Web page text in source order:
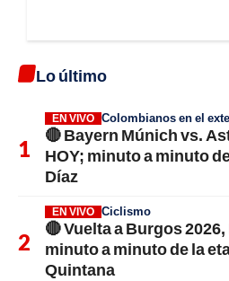
Lo último
EN VIVO Colombianos en el
🔴 Bayern Múnich vs.
HOY; minuto a minuto
Díaz
EN VIVO Ciclismo
🔴 Vuelta a Burgos 2026,
minuto a minuto de la
Quintana